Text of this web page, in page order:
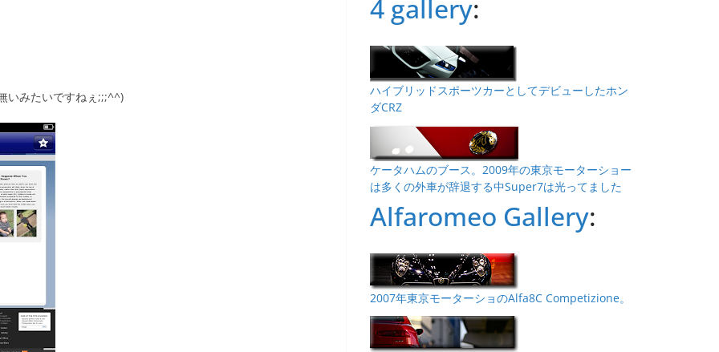
いみたいですねぇ;;;^^)
4 gallery:
ハイブリッドスポーツカーとしてデビューしたホン
ダCRZ
ケータハムのブース。2009年の東京モーターショー
は多くの外車が辞退する中Super7は光ってました
Alfaromeo Gallery:
2007年東京モーターショのAlfa8C Competizione。